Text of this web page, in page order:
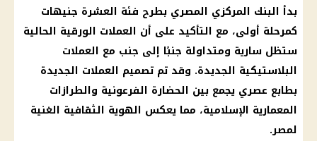
بدأ البنك المركزي المصري بطرح فئة العشرة جنيهات
كمرحلة أولى، مع التأكيد على أن العملات الورقية الحالية
ستظل سارية ومتداولة جنبًا إلى جنب مع العملات
البلاستيكية الجديدة. وقد تم تصميم العملات الجديدة
بطابع عصري يجمع بين الحضارة الفرعونية والطرازات
المعمارية الإسلامية، مما يعكس الهوية الثقافية الغنية
لمصر.